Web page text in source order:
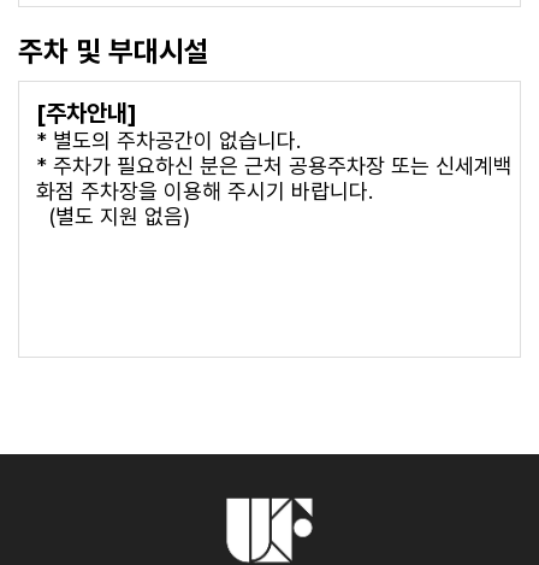
주차 및 부대시설
[주차안내]
* 별도의 주차공간이 없습니다.
* 주차가 필요하신 분은 근처 공용주차장 또는 신세계백
화점 주차장을 이용해 주시기 바랍니다.
(별도 지원 없음)